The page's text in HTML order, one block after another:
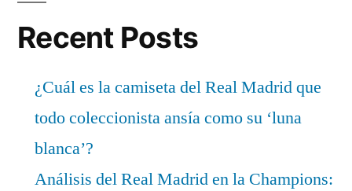
Recent Posts
¿Cuál es la camiseta del Real Madrid que
todo coleccionista ansía como su ‘luna
blanca’?
Análisis del Real Madrid en la Champions: